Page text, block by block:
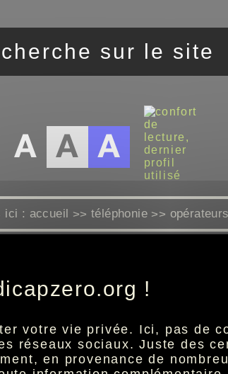
ici : accueil >>téléphonie >>
février 2024.
!
votre vie privée. Ici, pas de
réseaux sociaux. Juste des
en provenance de